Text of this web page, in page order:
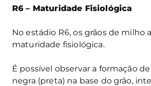
R6 – Maturidade Fisiológica
No estádio R6, os grãos de milho
maturidade fisiológica.
É possível observar a formação
negra (preta) na base do grão,